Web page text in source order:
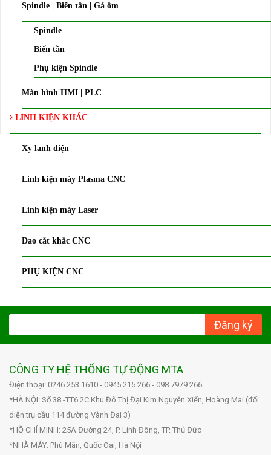
Spindle | Biến tần | Gá ôm
Spindle
Biến tần
Phụ kiện Spindle
Màn hình HMI | PLC
LINH KIỆN KHÁC
Xy lanh điện
Linh kiện máy Plasma CNC
Linh kiện máy Laser
Dao cắt khắc CNC
PHỤ KIỆN CNC
Đăng ký
CÔNG TY HỆ THỐNG TỰ ĐỘNG MTA
Điện thoại: 0246 253 1610 - 0945 215 266 - 098 7979 266
*HÀ NỘI: Số 38 -TT6.2C Khu Đô Thị Đại Kim Nguyễn Xiển, Hoàng Mai (đối
diện trụ cầu 114 đường Vành Đai 3)
*HỒ CHÍ MINH: 25A Đường 24, P. Linh Đông, TP. Thủ Đức
*NHÀ MÁY: Phú Mãn, Quốc Oai, Hà Nội